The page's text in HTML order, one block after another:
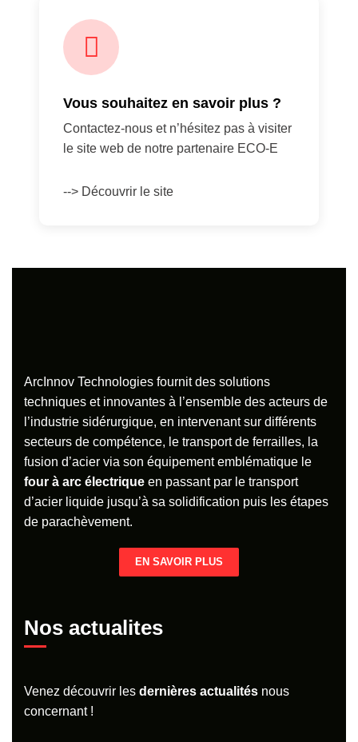
Vous souhaitez en savoir plus ?
Contactez-nous et n’hésitez pas à visiter
le site web de notre partenaire ECO-E
--> Découvrir le site
ArcInnov Technologies fournit des solutions
techniques et innovantes à l’ensemble des acteurs de
l’industrie sidérurgique, en intervenant sur différents
secteurs de compétence, le transport de ferrailles, la
fusion d’acier via son équipement emblématique le
four à arc électrique en passant par le transport
d’acier liquide jusqu’à sa solidification puis les étapes
de parachèvement.
EN SAVOIR PLUS
Nos actualites
Venez découvrir les dernières actualités nous
concernant !